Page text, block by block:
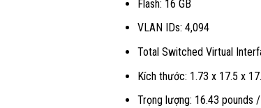
Flash: 16 GB
VLAN IDs: 4,094
Total Switched Virtual
Kích thước: 1.73 x 17.5 x
Trọng lượng: 16.43 pounds